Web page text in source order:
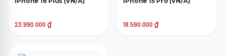
23.990.000 ₫ 18.590.000 ₫